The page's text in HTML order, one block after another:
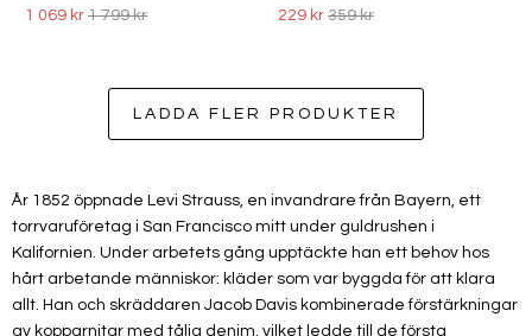
1 069 kr1 799 kr 229 kr 359 kr
LADDA FLER PRODUKTER
År 1852 öppnade Levi Strauss, en invandrare från Bayern, ett
torrvaruföretag i San Francisco mitt under guldrushen i
Kalifornien. Under arbetets gång upptäckte han ett behov hos
hårt arbetande människor: kläder som var byggda för att klara
allt. Han och skräddaren Jacob Davis kombinerade förstärkningar
av kopparnitar med tålig denim, vilket ledde till de första